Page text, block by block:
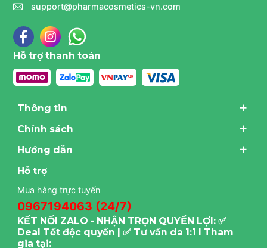
support@pharmacosmetics-vn.com
Hỗ trợ thanh toán
Thông tin
Chính sách
Hướng dẫn
Hỗ trợ
Mua hàng trực tuyến
0967194063 (24/7)
KẾT NỐI ZALO - NHẬN TRỌN QUYỀN LỢI: ✅
Deal Tết độc quyền | ✅ Tư vấn da 1:1 I Tham
gia tại: